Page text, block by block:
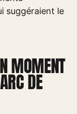
suggéraient le
MOMENT
DE